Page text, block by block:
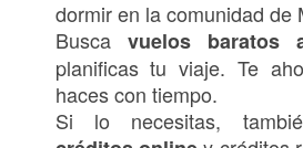
dormir en la comunidad de
Busca vuelos baratos
planificas tu viaje. Te
haces con tiempo.
Si lo necesitas,